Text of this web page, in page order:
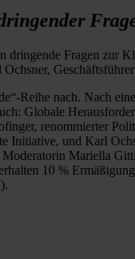
Fragen zur
Geschäftsführer
Reihe nach. Nach
Globale
renommierter
und Karl
Mariella
10 %